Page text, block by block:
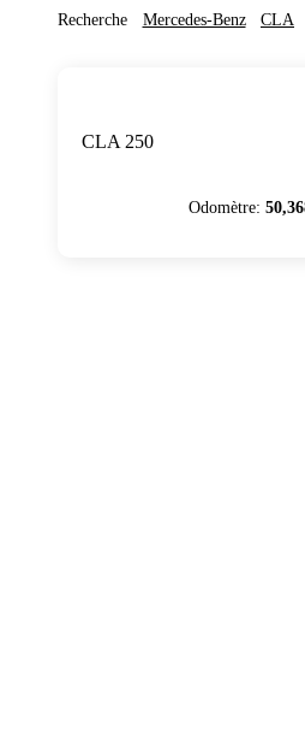
Recherche Mercedes-Benz CLA
CLA 250
Odomètre: